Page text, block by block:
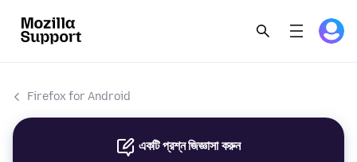
Firefox for Android
একটি প্রশ্ন জিজ্ঞাসা করুন